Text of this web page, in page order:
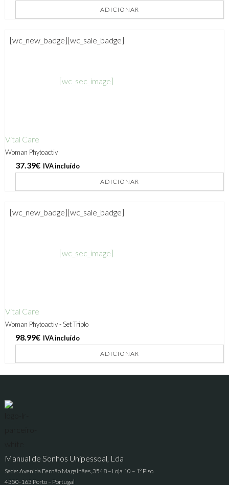
ADICIONAR
[wc_new_badge][wc_sale_badge]
[wc_sec_image]
Vital Care
Woman Phytoactiv
37.39€ IVA incluído
ADICIONAR
[wc_new_badge][wc_sale_badge]
[wc_sec_image]
Vital Care
Woman Phytoactiv - Set Triplo
98.99€ IVA incluído
ADICIONAR
Manual de Sonhos Unipessoal, Lda
Sede: Avenida Fernão Magalhães, 3548 – Loja 10 – 1º Piso
4350-163 Porto – Portugal